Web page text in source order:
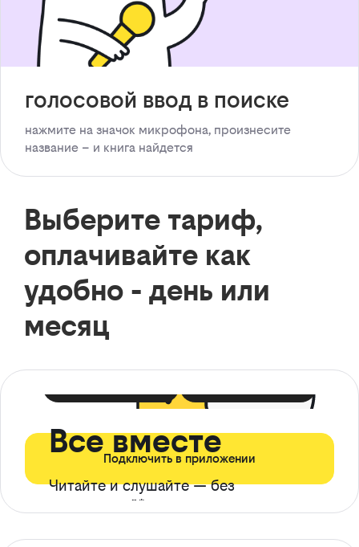
голосовой ввод в поиске
нажмите на значок микрофона, произнесите
название – и книга найдется
Выберите тариф,
оплачивайте как
удобно - день или
месяц
Все вместе
Читайте и слушайте — без
ограничений*
Подключить в приложении